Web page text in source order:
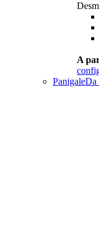
A
PanigaleDa